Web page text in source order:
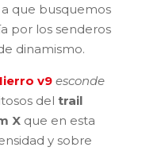
que busquemos
por los senderos
dinamismo.
v9 esconde
del trail
X que en esta
y sobre